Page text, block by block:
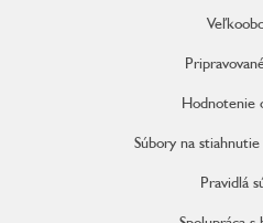
Hodnotenie
Súbory na
Pravidlá